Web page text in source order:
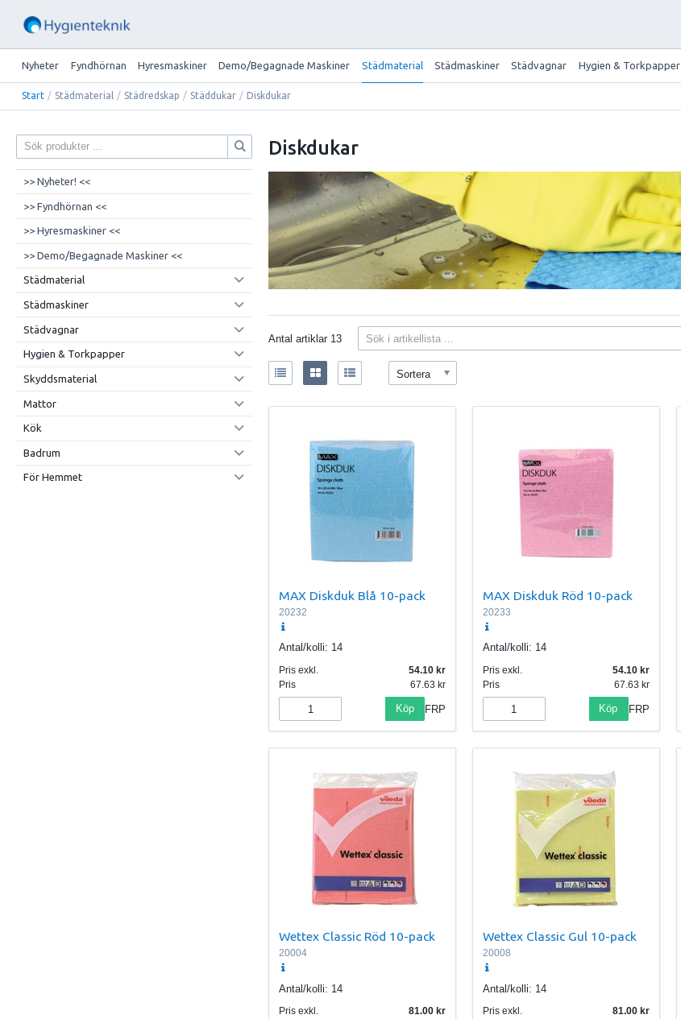
Nyheter Fyndhörnan Hyresmaskiner Demo/Begagnade Maskiner Städmaterial Städmaskiner Städvagnar Hygien & Torkpapper
Start / Städmaterial / Städredskap / Städdukar / Diskdukar
>> Nyheter! <<
>> Fyndhörnan <<
>> Hyresmaskiner <<
>> Demo/Begagnade Maskiner <<
Städmaterial
Städmaskiner
Städvagnar
Hygien & Torkpapper
Skyddsmaterial
Mattor
Kök
Badrum
För Hemmet
Diskdukar
Antal artiklar 13
Sortera
MAX Diskduk Blå 10-pack
20232
Antal/kolli: 14
Pris exkl.
54.10
Pris
67.63
Köp FRP
MAX Diskduk Röd 10-pack
20233
Antal/kolli: 14
Pris exkl.
54.10
Pris
67.63
Köp FRP
Wettex Classic Röd 10-pack
20004
Antal/kolli: 14
Pris exkl.
81.00
Wettex Classic Gul 10-pack
20008
Antal/kolli: 14
Pris exkl.
81.00